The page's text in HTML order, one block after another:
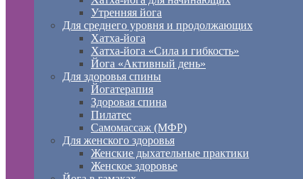
Утренняя йога
Для среднего уровня и продолжающих
Хатха-йога
Хатха-йога «Сила и гибкость»
Йога «Активный день»
Для здоровья спины
Йогатерапия
Здоровая спина
Пилатес
Самомассаж (МФР)
Для женского здоровья
Женские дыхательные практики
Женское здоровье